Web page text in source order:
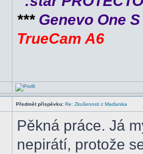
***Genevo One
TrueCam A6
Předmět příspěvku: Re: Zkušenosti z Maďarska
Pěkná práce. Já
nepirátí, protože